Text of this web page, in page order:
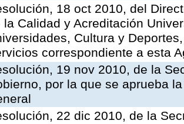
18 oct 2010, del
la Calidad y Acreditación
Cultura y
correspondiente a esta
19 nov 2010, de la
por la que se aprueba
22 dic 2010, de la